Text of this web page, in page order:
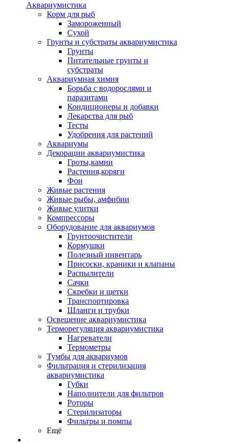
Аквариумистика
Корм для рыб
Замороженный
Сухой
Грунты и субстраты аквариумистика
Грунты
Питательные грунты и
субстраты
Аквариумная химия
Борьба с водорослями и
паразитами
Кондиционеры и добавки
Лекарства для рыб
Тесты
Удобрения для растений
Аквариумы
Декорации аквариумистика
Гроты,камни
Растения,коряги
Фон
Живые растения
Живые рыбы, амфибии
Живые улитки
Компрессоры
Оборудование для аквариумов
Грунтоочистители
Кормушки
Полезный инвентарь
Присоски, краники и клапаны
Распылители
Сачки
Скребки и щетки
Транспортировка
Шланги и трубки
Освещение аквариумистика
Терморегуляция аквариумистика
Нагреватели
Термометры
Тумбы для аквариумов
Фильтрация и стерилизация
аквариумистика
Губки
Наполнители для фильтров
Роторы
Стерилизаторы
Фильтры и помпы
Ещё